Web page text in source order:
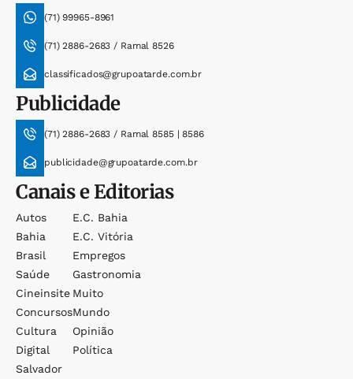
(71) 99965-8961
(71) 2886-2683 / Ramal 8526
classificados@grupoatarde.com.br
Publicidade
(71) 2886-2683 / Ramal 8585 | 8586
publicidade@grupoatarde.com.br
Canais e Editorias
Autos
Bahia
Brasil
Saúde
Cineinsite
Concursos
Cultura
Digital
Salvador
E.c. Bahia
E.c. Vitória
Empregos
Gastronomia
Muito
Mundo
Opinião
Política